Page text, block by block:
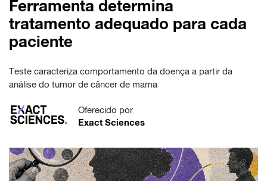
Ferramenta determina
tratamento adequado para cada
paciente
Teste caracteriza comportamento da doença a partir da
análise do tumor de câncer de mama
Oferecido por
Exact Sciences